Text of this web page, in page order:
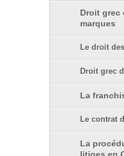
Droit grec
marques
Le droit
Droit grec
La
Le contrat
La